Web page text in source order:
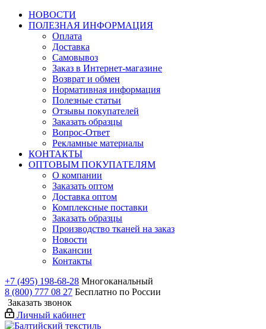
НОВОСТИ
ПОЛЕЗНАЯ ИНФОРМАЦИЯ
Оплата
Доставка
Самовывоз
Заказ в Интернет-магазине
Возврат и обмен
Нормативная информация
Полезные статьи
Отзывы покупателей
Заказать образцы
Вопрос-Ответ
Рекламные материалы
КОНТАКТЫ
ОПТОВЫМ ПОКУПАТЕЛЯМ
О компании
Заказать оптом
Доставка оптом
Комплексные поставки
Заказать образцы
Производство тканей на заказ
Новости
Вакансии
Контакты
+7 (495) 198-68-28 Многоканальный
8 (800) 777 08 27 Бесплатно по России
Заказать звонок
Личный кабинет